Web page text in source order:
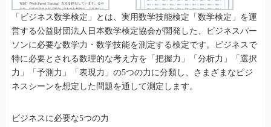
「ビジネス数学検定」とは、実用数学技能検定「数学検定」を運
営する公益財団法人日本数学検定協会が開発した、ビジネスパー
ソンに必要な数学力・数学技能を測定する検定です。ビジネスで
特に必要とされる数理的な考え方を「把握力」「分析力」「選択
力」「予測力」「表現力」の5つの力に分類し、さまざまなビジ
ネスシーンを想定した問題を通して測定します。
ビジネスに必要な5つの力